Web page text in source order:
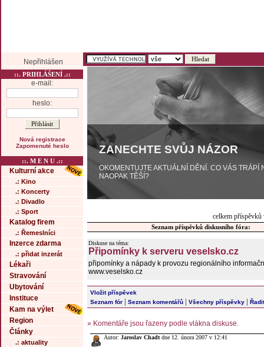
Nepřihlášen
::. PRIHLÁŠENÍ .::
e-mail:
heslo:
Nová registrace
Zapomenuté heslo
::. M E N U .::
Kulturní akce
.: Kino
.: Koncerty
.: Divadlo
.: Sport
Katalog firem
.: Řemeslníci
Inzerce zdarma
.: přidat inzerát
Lékaři
Stravování
Ubytování
Instituce
Kam na výlet
Region
Články
.: aktuality
ZANECHTE SVŮJ NÁZOR
OKOMENTUJTE AKTUÁLNÍ DĚNÍ. CO VÁS TRÁPÍ
NAOPAK TĚŠÍ?
celkem
Seznam příspěvků diskusního fóra:
Diskuse na téma:
Připomínky k serveru veselsko.cz
připomínky a nápady k provozu regionálního
www.veselsko.cz
Vložit příspěvek
Seznam fór | Seznam komentářů | Všechny příspěvky |
» Komentáře jsou řazeny podle vlákna diskuse.
Autor: Jaroslav Chadt dne 12. února 2007 v 12:41